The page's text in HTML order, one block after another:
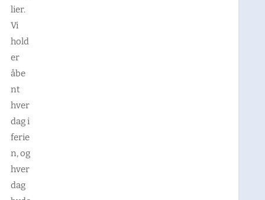
lier.
Vi
hold
er
åbe
nt
hver
dag i
ferie
n, og
hver
dag